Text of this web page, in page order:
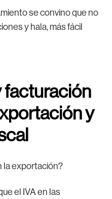
se convino que no
y hala, más fácil
facturación
y
la exportación?
el IVA en las